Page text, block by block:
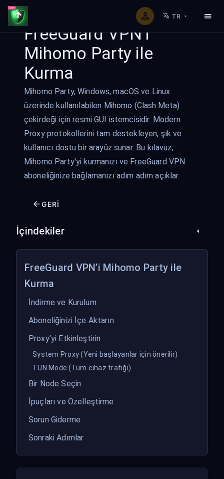
TR
FreeGuard VPN'i
Mihomo Party ile
Kurma
Mihomo Party, Windows, macOS ve Linux
üzerinde kullanılabilen Mihomo (Clash.Meta)
çekirdeği için resmi GUI istemcisidir. Modern
Proxy protokollerini tam destekleyen, şık ve
kullanıcı dostu bir arayüz sunar. Bu kılavuz,
Mihomo Party'yi kurmanızı ve FreeGuard VPN
aboneliğinize bağlamanızı adım adım açıklar.
GERI
İçindekiler
FreeGuard VPN’i Mihomo Party ile
Kurma
İndirme ve Kurulum
Aboneliğinizi İçe Aktarın
Proxy’yi Etkinleştirin
System Proxy (Yeni başlayanlar için önerilir)
TUN Mode (Tüm cihaz trafiği)
Bir Node Seçin
İpuçları ve Özelleştirme
Sorun Giderme
Sonraki Adımlar